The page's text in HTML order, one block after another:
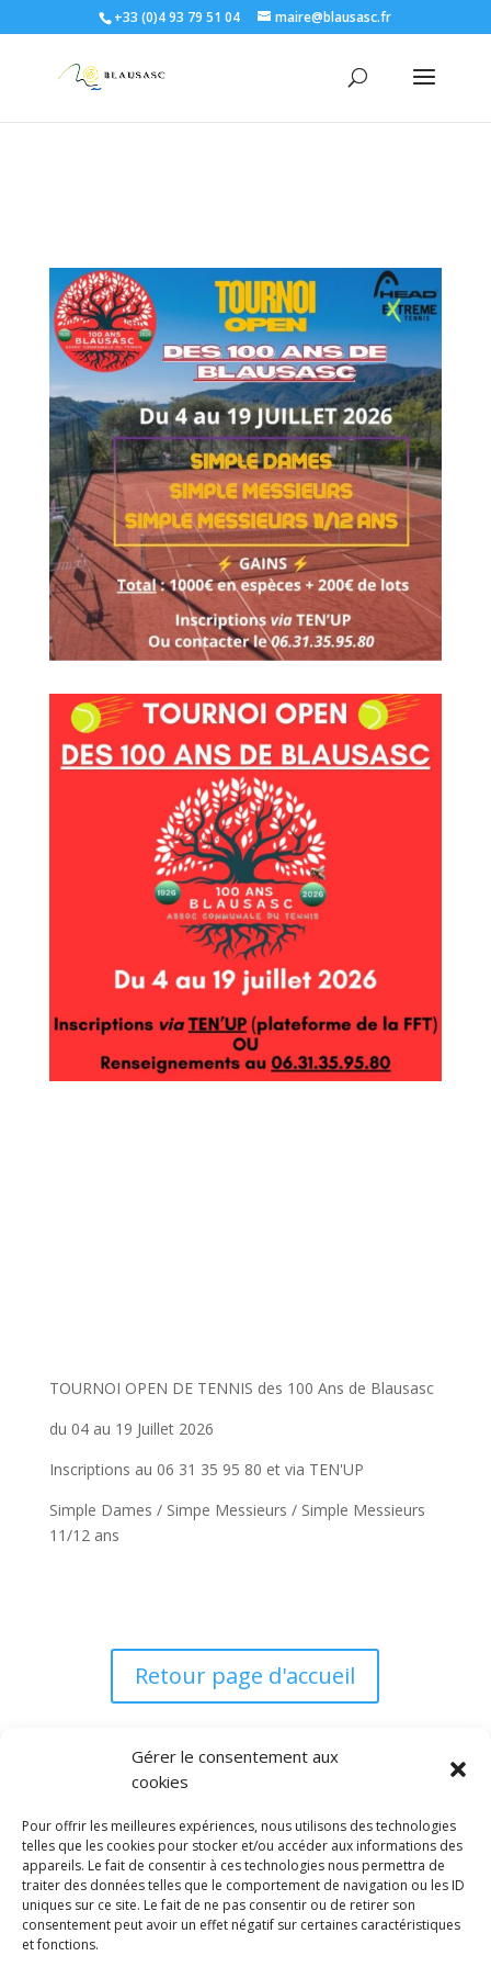
Gérer le consentement aux
cookies
Pour offrir les meilleures expériences, nous utilisons des technologies
telles que les cookies pour stocker et/ou accéder aux informations des
appareils. Le fait de consentir à ces technologies nous permettra de
traiter des données telles que le comportement de navigation ou les ID
uniques sur ce site. Le fait de ne pas consentir ou de retirer son
consentement peut avoir un effet négatif sur certaines caractéristiques
et fonctions.
+33 (0)4 93 79 51 04 maire@blausasc.fr
TOURNOI OPEN DE TENNIS des 100 Ans de Blausasc
du 04 au 19 Juillet 2026
Inscriptions au 06 31 35 95 80 et via TEN'UP
Simple Dames / Simpe Messieurs / Simple Messieurs
11/12 ans
Retour page d'accueil